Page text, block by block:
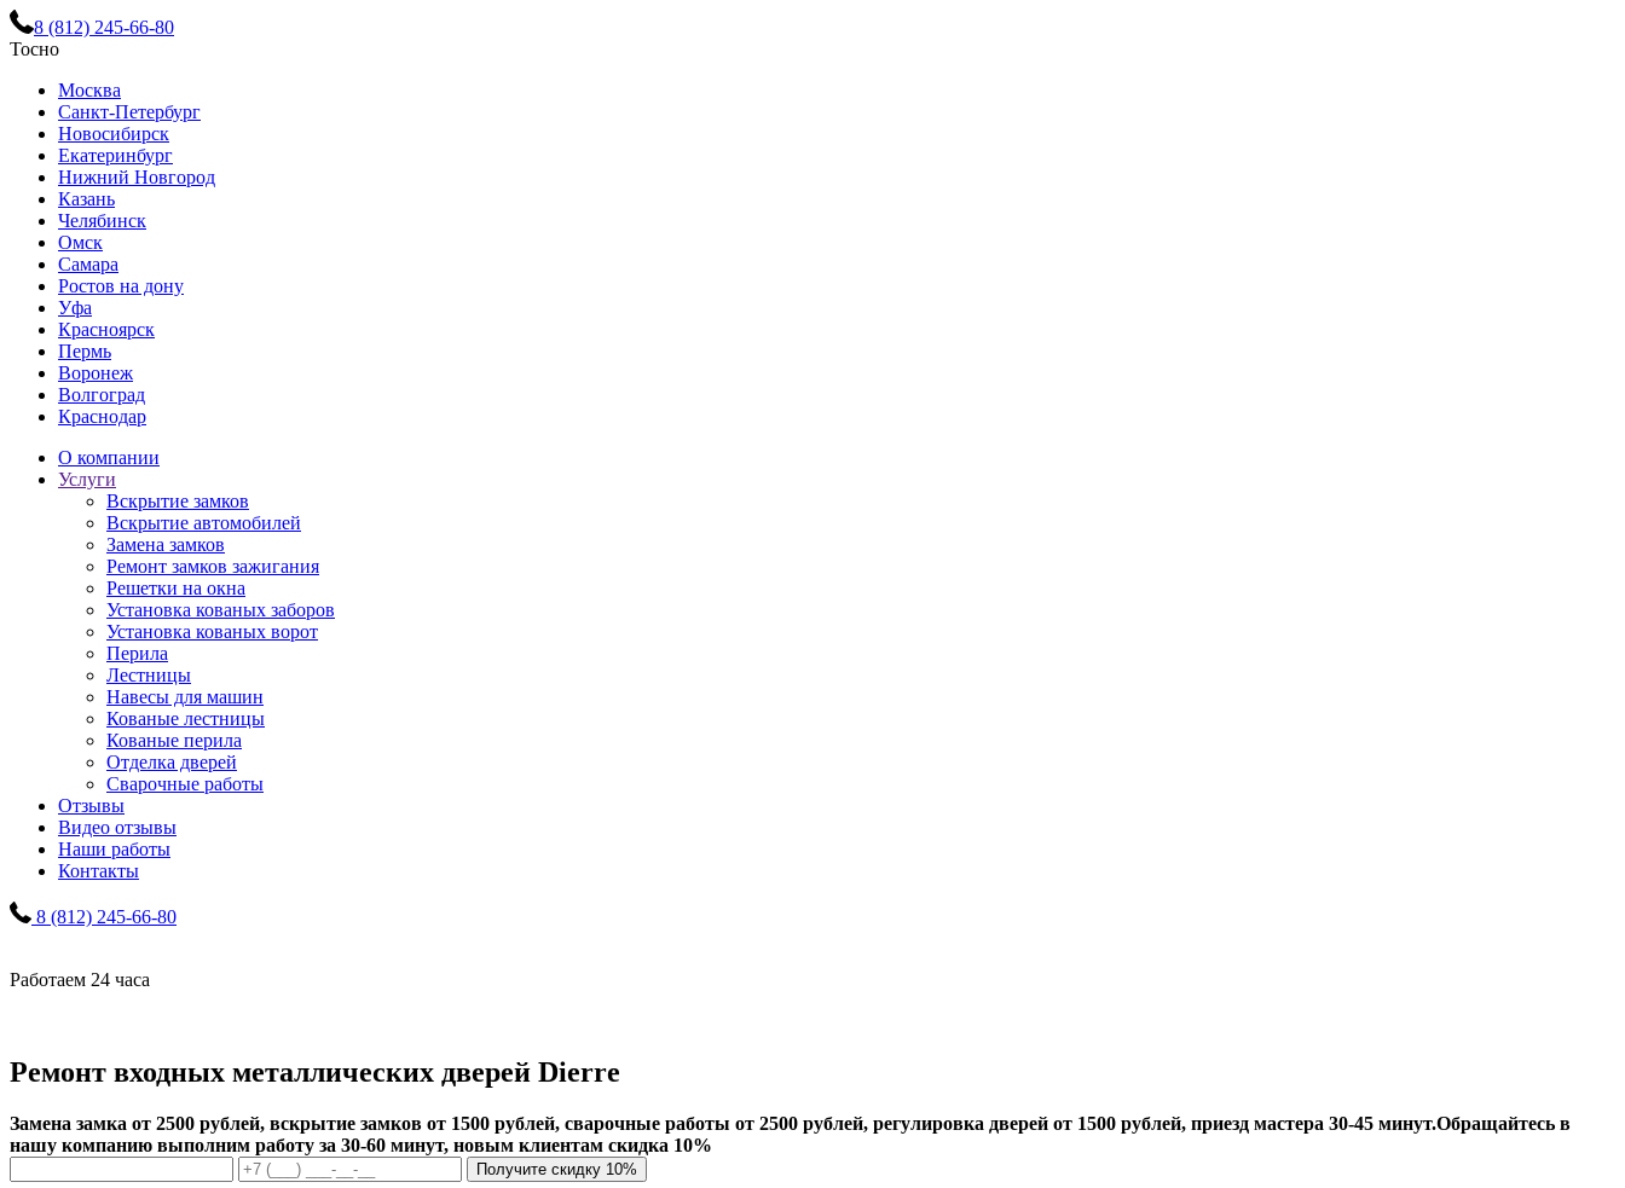
8 (812) 245-66-80
Тосно
Москва
Санкт-Петербург
Новосибирск
Екатеринбург
Нижний Новгород
Казань
Челябинск
Омск
Самара
Ростов на дону
Уфа
Красноярск
Пермь
Воронеж
Волгоград
Краснодар
О компании
Услуги
Вскрытие замков
Вскрытие автомобилей
Замена замков
Ремонт замков зажигания
Решетки на окна
Установка кованых заборов
Установка кованых ворот
Перила
Лестницы
Навесы для машин
Кованые лестницы
Кованые перила
Отделка дверей
Сварочные работы
Отзывы
Видео отзывы
Наши работы
Контакты
8 (812) 245-66-80
Работаем 24 часа
Ремонт входных металлических дверей Dierre
Замена замка от 2500 рублей, вскрытие замков от 1500 рублей, сварочные работы от 2500 рублей, регулировка дверей от 1500 рублей, приезд мастера 30-45 минут.Обращайтесь в
нашу компанию выполним работу за 30-60 минут, новым клиентам скидка 10%
Получите скидку 10%